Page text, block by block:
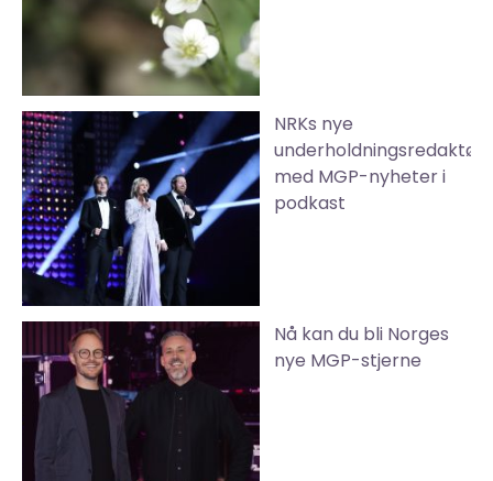
NRKs nye
underholdningsredaktør
med MGP-nyheter i
podkast
Nå kan du bli Norges
nye MGP-stjerne